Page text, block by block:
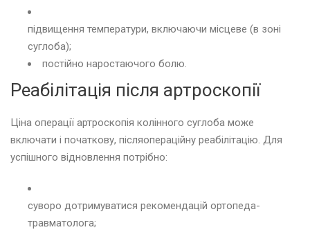
підвищення температури, включаючи місцеве (в зоні
суглоба);
постійно наростаючого болю.
Реабілітація після артроскопії
Ціна операції артроскопія колінного суглоба може
включати і початкову, післяопераційну реабілітацію. Для
успішного відновлення потрібно:
суворо дотримуватися рекомендацій ортопеда-
травматолога;